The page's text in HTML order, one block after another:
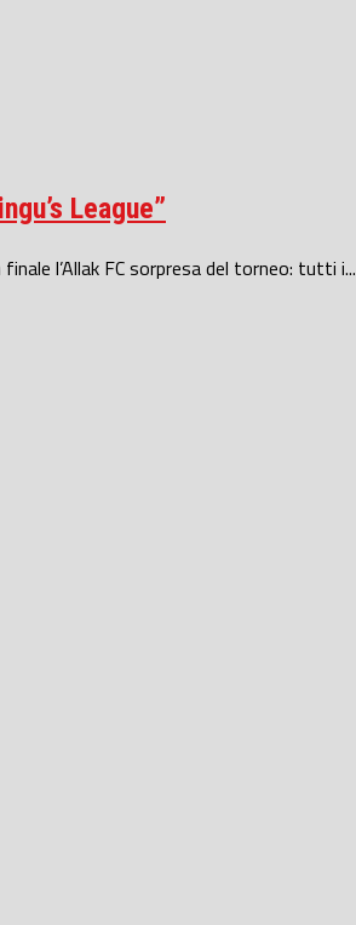
League”
l’Allak FC sorpresa del torneo: tutti i...